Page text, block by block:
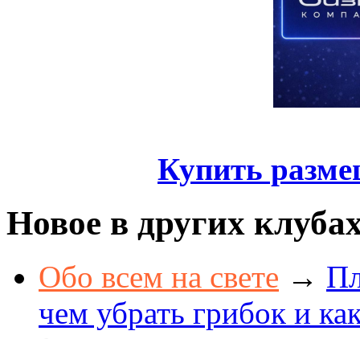
Купить
Новое в других
Обо всем на свете →
чем убрать грибок и